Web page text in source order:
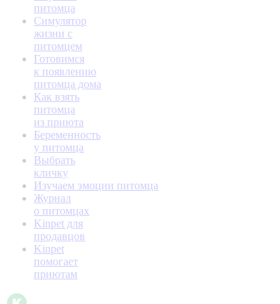
питомца
Симулятор
жизни с
питомцем
Готовимся
к появлению
питомца дома
Как взять
питомца
из приюта
Беременность
у питомца
Выбрать
кличку
Изучаем эмоции питомца
Журнал
о питомцах
Kinpet для
продавцов
Kinpet
помогает
приютам